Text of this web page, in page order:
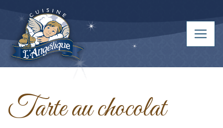
Tarte au chocolat